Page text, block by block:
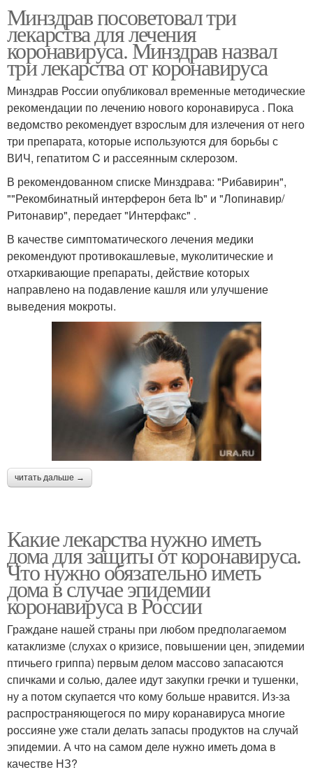
Минздрав посоветовал три
лекарства для лечения
коронавируса. Минздрав назвал
три лекарства от коронавируса
Минздрав России опубликовал временные методические
рекомендации по лечению нового коронавируса . Пока
ведомство рекомендует взрослым для излечения от него
три препарата, которые используются для борьбы с
ВИЧ, гепатитом C и рассеянным склерозом.
В рекомендованном списке Минздрава: "Рибавирин",
""Рекомбинатный интерферон бета Ib" и "Лопинавир/
Ритонавир", передает "Интерфакс" .
В качестве симптоматического лечения медики
рекомендуют противокашлевые, муколитические и
отхаркивающие препараты, действие которых
направлено на подавление кашля или улучшение
выведения мокроты.
читать дальше →
Какие лекарства нужно иметь
дома для защиты от коронавируса.
Что нужно обязательно иметь
дома в случае эпидемии
коронавируса в России
Граждане нашей страны при любом предполагаемом
катаклизме (слухах о кризисе, повышении цен, эпидемии
птичьего гриппа) первым делом массово запасаются
спичками и солью, далее идут закупки гречки и тушенки,
ну а потом скупается что кому больше нравится. Из-за
распространяющегося по миру коранавируса многие
россияне уже стали делать запасы продуктов на случай
эпидемии. А что на самом деле нужно иметь дома в
качестве НЗ?